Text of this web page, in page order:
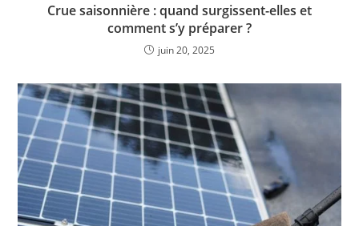
Crue saisonnière : quand surgissent-elles et
comment s’y préparer ?
juin 20, 2025